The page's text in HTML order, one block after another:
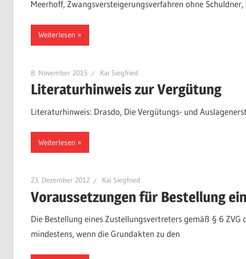
Meerhoff, Zwangsversteigerungsverfahren ohne
Weiterlesen
8. November 2015 Kai Siegfried
Literaturhinweis zur Vergütung
Literaturhinweis: Drasdo, Die Vergütungs- und
Weiterlesen
23. Dezember 2012 Kai Siegfried
Voraussetzungen für Bestellung
Die Bestellung eines Zustellungsvertreters gemäß § 6
mindestens, wenn die Grundakten zu den